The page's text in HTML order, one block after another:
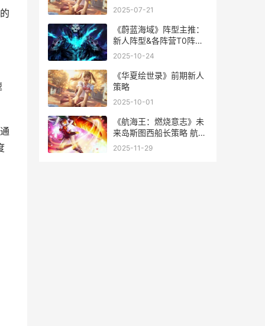
情介绍
2025-07-21
《蔚蓝海域》阵型主推：
新人阵型&各阵营T0阵型
组合主推 蔚蓝海湾游戏视
2025-10-24
​​《华夏绘世录》前期新人
策略​​
2025-10-01
《航海王：燃烧意志》未
来岛斯图西船长策略 航海
王燃烧意志航线模拟战40
2025-11-29